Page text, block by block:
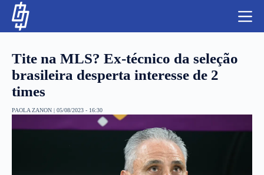
LUTAS E MMA
Tite na MLS? Ex-técnico da seleção
brasileira desperta interesse de 2
times
PAOLA ZANON | 05/08/2023 - 16:30